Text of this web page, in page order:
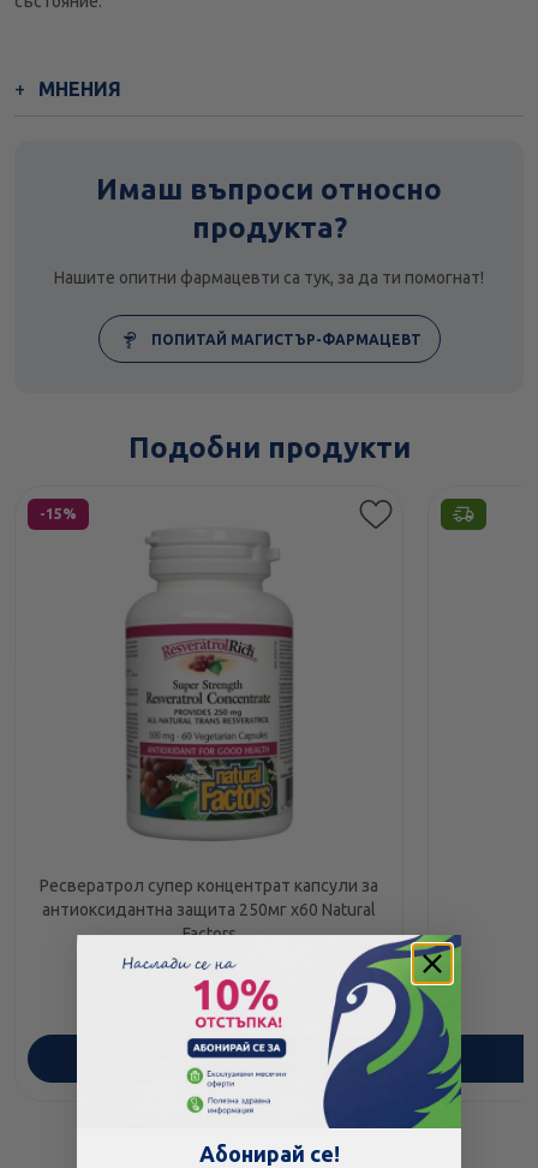
МНЕНИЯ
Имаш въпроси относно
продукта?
Нашите опитни фармацевти са тук, за да ти помогнат!
ПОПИТАЙ МАГИСТЪР-ФАРМАЦЕВТ
Подобни продукти
Етикети
-15%
Ресвератрол супер концентрат капсули за
антиоксидантна защита 250мг x60 Natural
Factors
/ 68.88
€ / 58.46лв.
ПОРЪЧАЙ
Абонирай се!